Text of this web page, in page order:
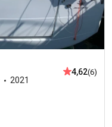
2021
4,62(6)